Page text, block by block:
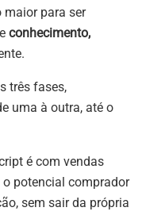
maior para ser
conhecimento,
três fases,
uma à outra, até o
é com vendas
potencial comprador
sem sair da própria